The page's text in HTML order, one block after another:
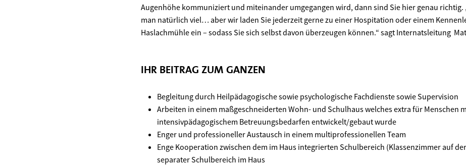
Augenhöhe kommuniziert und miteinander umgegangen wird, dann sind Sie hier genau richtig.
man natürlich viel… aber wir laden Sie jederzeit gerne zu einer Hospitation oder einem
Haslachmühle ein – sodass Sie sich selbst davon überzeugen können.“ sagt Internatsleitung
IHR BEITRAG ZUM GANZEN
Begleitung durch Heilpädagogische sowie psychologische Fachdienste sowie Supervision
Arbeiten in einem maßgeschneiderten Wohn- und Schulhaus welches extra für Menschen
intensivpädagogischem Betreuungsbedarfen entwickelt/gebaut wurde
Enger und professioneller Austausch in einem multiprofessionellen Team
Enge Kooperation zwischen dem im Haus integrierten Schulbereich (Klassenzimmer auf
separater Schulbereich im Haus